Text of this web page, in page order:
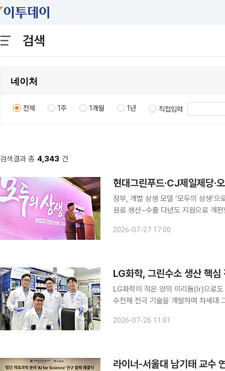
검색
전체 1주 1개월 1년 직접입력
검색결과 총 4,343 건
정부, 개별 상생 모델 ‘모두의 상생’
원료 생산~수출 다년도 지원으로 개
정부가 컨소시엄 단위의 다년도 사업
2026-07-27 17:00
LG화학, 그린수소 생산 핵
LG화학이 적은 양의 이리듐(Ir)으로
수전해 전극 기술을 개발하며 차세대 그린
는 계면안정화 기술을 개발했다고 밝
2026-07-26 11:01